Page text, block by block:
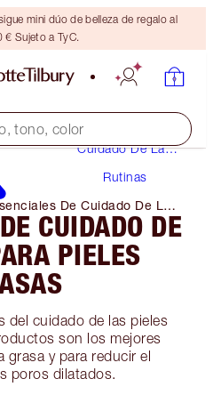
mini dúo de belleza de regalo al
€ Sujeto a TyC.
tono, color
Cuidado De La
Rutinas
De Cuidado De La
Para Pieles Grasas
CUIDADO DE
PIELES
del cuidado de las pieles
son los mejores
grasa y para reducir el
poros dilatados.